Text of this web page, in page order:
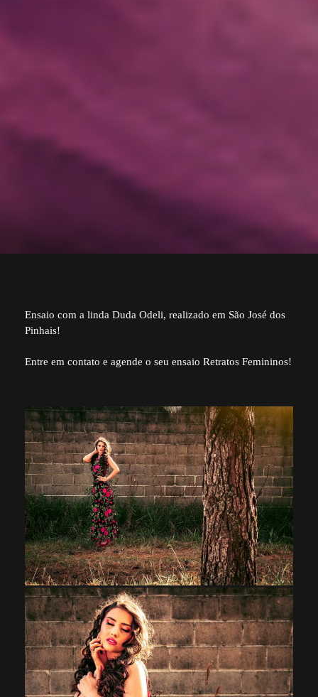
Ensaio com a linda Duda Odeli, realizado em São José dos
Pinhais!
Entre em contato e agende o seu ensaio Retratos Femininos!